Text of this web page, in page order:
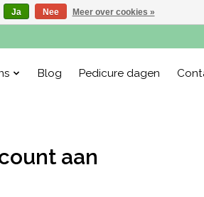
Blog Pedicure dagen
aan
Ja Nee Meer over cookies »